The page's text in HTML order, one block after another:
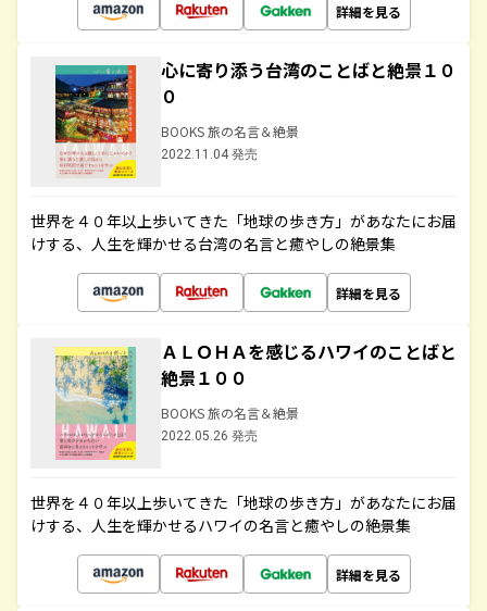
詳細を見る
心に寄り添う台湾のことばと絶景１０
０
BOOKS 旅の名言＆絶景
2022.11.04 発売
世界を４０年以上歩いてきた「地球の歩き方」があなたにお届
けする、人生を輝かせる台湾の名言と癒やしの絶景集
詳細を見る
ＡＬＯＨＡを感じるハワイのことばと
絶景１００
BOOKS 旅の名言＆絶景
2022.05.26 発売
世界を４０年以上歩いてきた「地球の歩き方」があなたにお届
けする、人生を輝かせるハワイの名言と癒やしの絶景集
詳細を見る